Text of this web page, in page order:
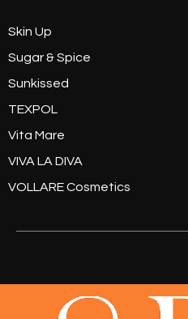
Skin Up
Sugar & Spice
Sunkissed
TEXPOL
Vita Mare
VIVA LA DIVA
VOLLARE Cosmetics